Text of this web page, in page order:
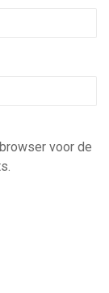
voor de